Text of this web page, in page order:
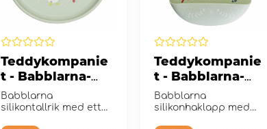
Teddykompanie
t - Babblarna-
Silikontallrik, I
naturen
Babblarna
silikontallrik med ett
Teddykompanie
t - Babblarna-
Silikonhaklapp, I
naturen
Babblarna
silikonhaklapp med